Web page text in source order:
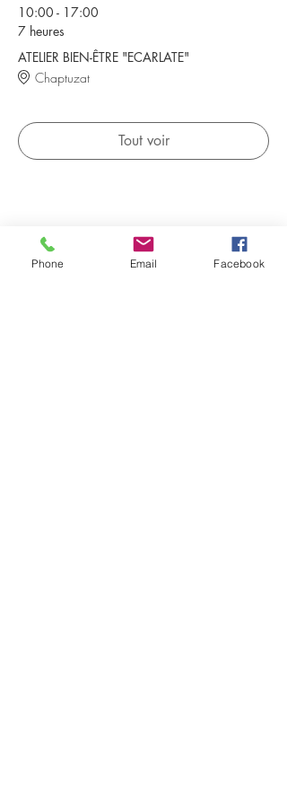
10:00 - 17:00
7 heures
ATELIER BIEN-ÊTRE "ECARLATE"
Chaptuzat
Tout voir
Partager cet événement
Phone Email Facebook